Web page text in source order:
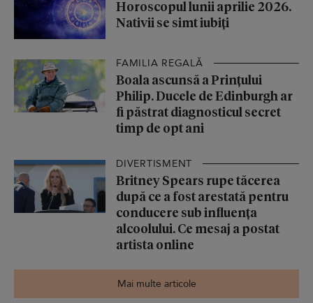
Horoscopul lunii aprilie 2026.
Nativii se simt iubiți
FAMILIA REGALĂ
Boala ascunsă a Prințului
Philip. Ducele de Edinburgh ar
fi păstrat diagnosticul secret
timp de opt ani
DIVERTISMENT
Britney Spears rupe tăcerea
după ce a fost arestată pentru
conducere sub influența
alcoolului. Ce mesaj a postat
artista online
Mai multe articole